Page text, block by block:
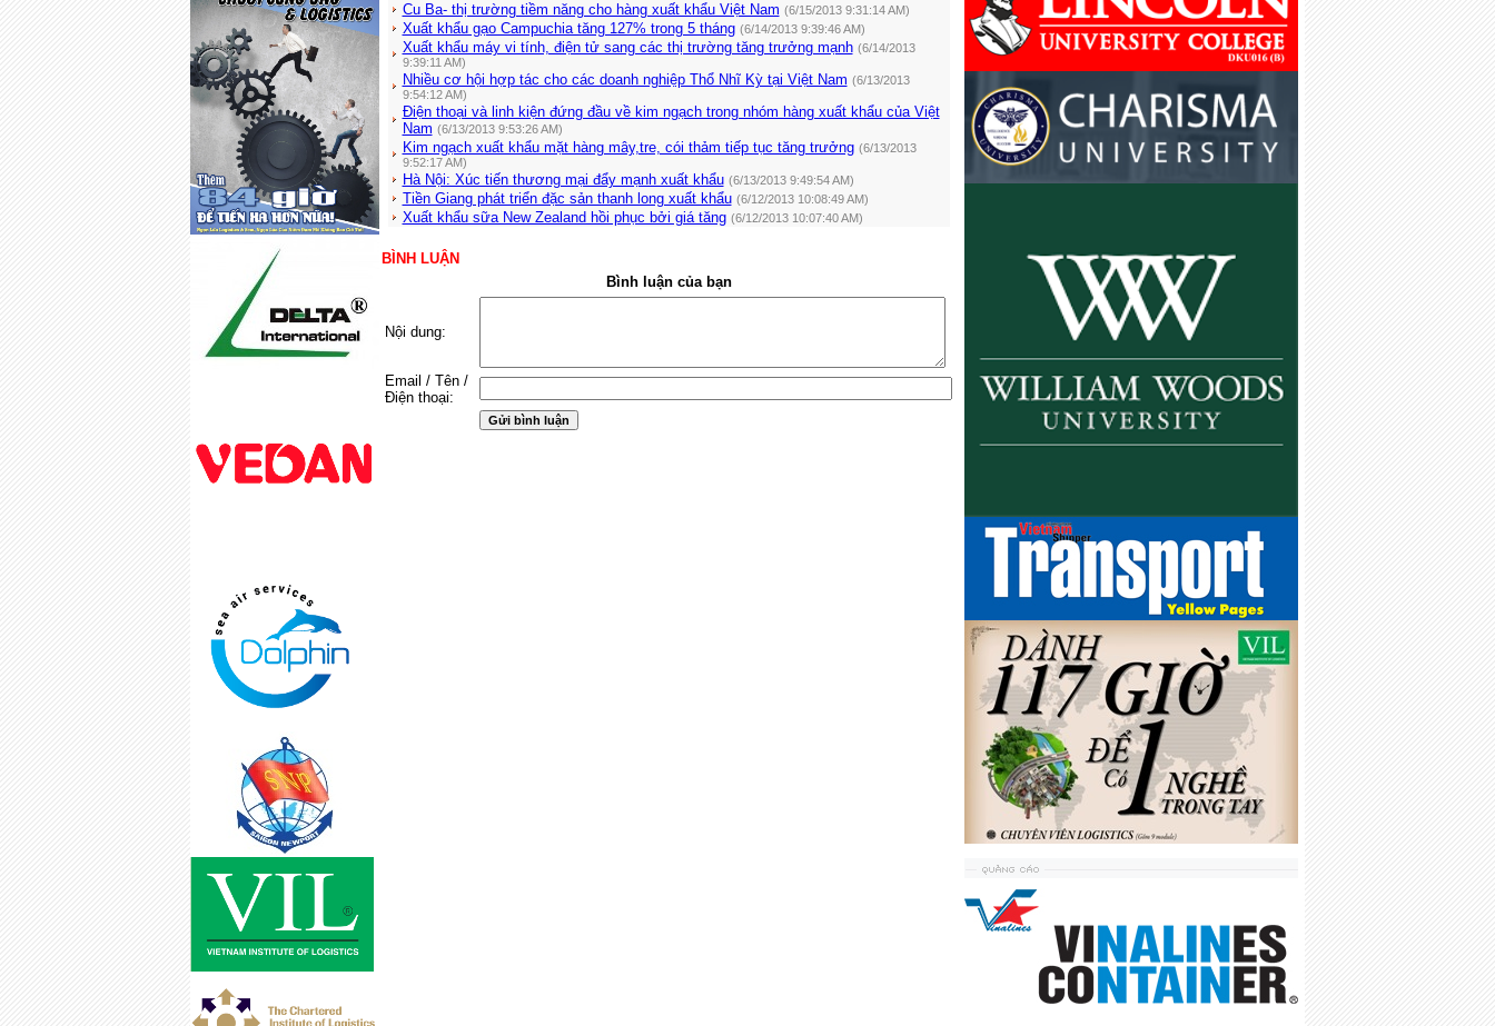
Cu Ba- thị trường tiềm năng cho hàng xuất khẩu Việt Nam (6/15/2013 9:31:14 AM)
Xuất khẩu gạo Campuchia tăng 127% trong 5 tháng (6/14/2013 9:39:46 AM)
Xuất khẩu máy vi tính, điện tử sang các thị trường tăng trưởng mạnh (6/14/2013
9:39:11 AM)
Nhiều cơ hội hợp tác cho các doanh nghiệp Thổ Nhĩ Kỳ tại Việt Nam (6/13/2013
9:54:12 AM)
Điện thoại và linh kiện đứng đầu về kim ngạch trong nhóm hàng xuất khẩu của Việt
Nam (6/13/2013 9:53:26 AM)
Kim ngạch xuất khẩu mặt hàng mây,tre, cói thảm tiếp tục tăng trưởng (6/13/2013
9:52:17 AM)
Hà Nội: Xúc tiến thương mại đẩy mạnh xuất khẩu (6/13/2013 9:49:54 AM)
Tiền Giang phát triển đặc sản thanh long xuất khẩu (6/12/2013 10:08:49 AM)
Xuất khẩu sữa New Zealand hồi phục bởi giá tăng (6/12/2013 10:07:40 AM)
BÌNH LUẬN
Bình luận của bạn
Nội dung:
Email / Tên /
Điện thoại: